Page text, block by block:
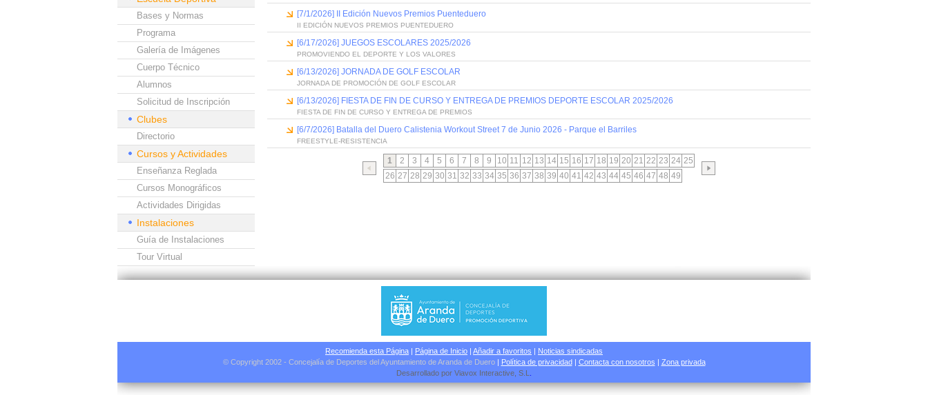
Bases y Normas
Programa
Galería de Imágenes
Cuerpo Técnico
Alumnos
Solicitud de Inscripción
Clubes
Directorio
Cursos y Actividades
Enseñanza Reglada
Cursos Monográficos
Actividades Dirigidas
Instalaciones
Guía de Instalaciones
Tour Virtual
[7/1/2026] II Edición Nuevos Premios Puenteduero
II EDICIÓN NUEVOS PREMIOS PUENTEDUERO
[6/17/2026] JUEGOS ESCOLARES 2025/2026
PROMOVIENDO EL DEPORTE Y LOS VALORES
[6/13/2026] JORNADA DE GOLF ESCOLAR
JORNADA DE PROMOCIÓN DE GOLF ESCOLAR
[6/13/2026] FIESTA DE FIN DE CURSO Y ENTREGA DE PREMIOS DEPORTE ESCOLAR 2025/2026
FIESTA DE FIN DE CURSO Y ENTREGA DE PREMIOS
[6/7/2026] Batalla del Duero Calistenia Workout Street 7 de Junio 2026 - Parque el Barriles
FREESTYLE-RESISTENCIA
1 2 3 4 5 6 7 8 9 10 11 12 13 14 15 16 17 18 19 20 21 22 23 24 25
26 27 28 29 30 31 32 33 34 35 36 37 38 39 40 41 42 43 44 45 46 47 48 49
Recomienda esta Página | Página de Inicio | Añadir a favoritos | Noticias sindicadas
© Copyright 2002 - Concejalía de Deportes del Ayuntamiento de Aranda de Duero| Política de privacidad| Contacta con nosotros | Zona privada
Desarrollado por Viavox Interactive , S.L